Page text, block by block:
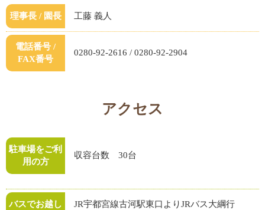
理事長 / 園長 工藤 義人
電話番号 /
FAX番号
0280-92-2616 / 0280-92-2904
アクセス
駐車場をご利
用の方
収容台数 30台
バスでお越し
JR宇都宮線古河駅東口よりJRバス大綱行